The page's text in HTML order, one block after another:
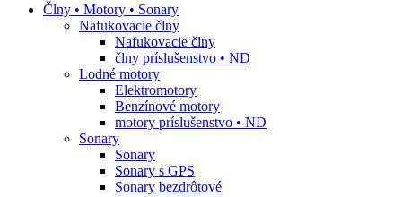
Člny • Motory • Sonary
Nafukovacie člny
Nafukovacie člny
člny príslušenstvo • ND
Lodné motory
Elektromotory
Benzínové motory
motory príslušenstvo • ND
Sonary
Sonary
Sonary s GPS
Sonary bezdrôtové